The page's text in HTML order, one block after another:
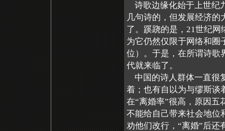
诗歌边缘化始于上世纪
几句诗的，但发展经济的
了。蹊跷的是，21世纪网
为它仍然仅限于网络和圈
位）。于是，在所谓诗歌
代就来临了。
中国的诗人群体一直很
着；也有自以为与缪斯谈
在“离婚率”很高，原因五
不能给自己带来社会地位
劝他们改行，“离婚”后还